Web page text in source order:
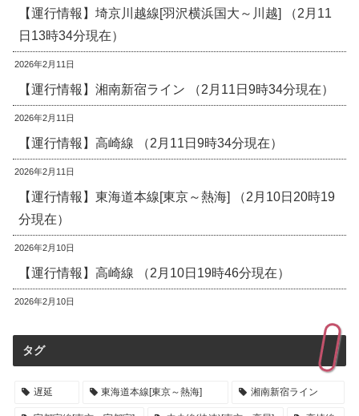
【運行情報】埼京川越線[羽沢横浜国大～川越] （2月11
日13時34分現在）
2026年2月11日
【運行情報】湘南新宿ライン （2月11日9時34分現在）
2026年2月11日
【運行情報】高崎線 （2月11日9時34分現在）
2026年2月11日
【運行情報】東海道本線[東京～熱海] （2月10日20時19
分現在）
2026年2月10日
【運行情報】高崎線 （2月10日19時46分現在）
2026年2月10日
タグ
遅延 東海道本線[東京～熱海] 湘南新宿ライン